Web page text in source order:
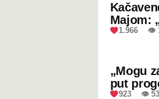
Majom:
1.966 👁
„Mogu
put
923 👁